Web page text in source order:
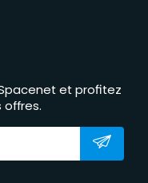
et profitez
offres.